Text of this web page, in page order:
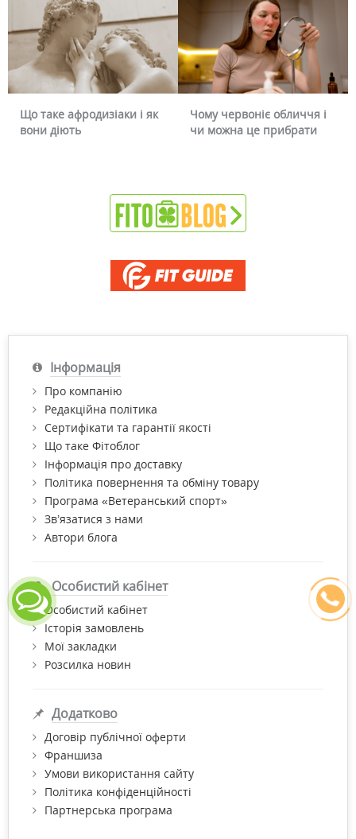
Що таке афродизіаки і як
вони діють
Чому червоніє обличчя і
чи можна це прибрати
Інформація
Про компанію
Редакційна політика
Сертифікати та гарантії якості
Що таке Фітоблог
Інформація про доставку
Політика повернення та обміну товару
Програма «Ветеранський спорт»
Зв’язатися з нами
Автори блога
Особистий кабінет
Особистий кабінет
Історія замовлень
Мої закладки
Розсилка новин
Додатково
Договір публічної оферти
Франшиза
Умови використання сайту
Політика конфіденційності
Партнерська програма